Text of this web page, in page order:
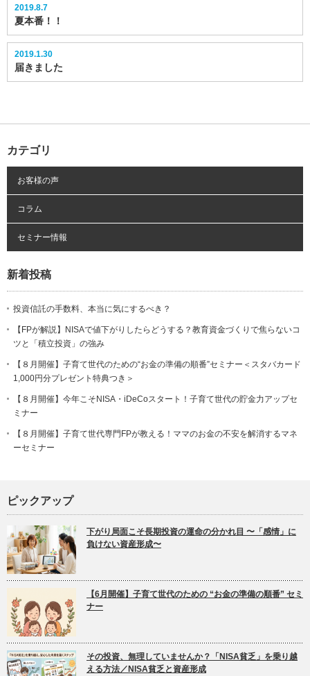
2019.8.7
夏本番！！
2019.1.30
届きました
カテゴリ
お客様の声
コラム
セミナー情報
新着投稿
投資信託の手数料、本当に気にするべき？
【FPが解説】NISAで値下がりしたらどうする？教育資金づくりで焦らないコ
ツと「積立投資」の強み
【８月開催】子育て世代のための“お金の準備の順番”セミナー＜スタバカード
1,000円分プレゼント特典つき＞
【８月開催】今年こそNISA・iDeCoスタート！子育て世代の貯金力アップセ
ミナー
【８月開催】子育て世代専門FPが教える！ママのお金の不安を解消するマネ
ーセミナー
ピックアップ
下がり局面こそ長期投資の運命の分かれ目 〜「感情」に
負けない資産形成〜
【6月開催】子育て世代のための “お金の準備の順番” セミ
ナー
その投資、無理していませんか？「NISA貧乏」を乗り越
える方法／NISA貧乏と資産形成